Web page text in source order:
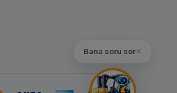
Bana soru sor✕